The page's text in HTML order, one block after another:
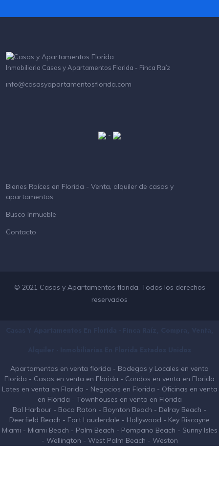
Inmobiliaria Casas y Apartamentos Florida - Finca Raíz
info@casasyapartamentosflorida.com
-
Bienes Raíces en Florida - Venta, alquiler de casas y
apartamentos
Busco Inmueble
Contacto
© 2021 Casas y Apartamentos florida. Todos los derechos
reservados
Apartamentos en venta florida - Bodegas y Locales en venta
Florida - Casas en venta en Florida - Condos en venta en Florida
Lotes en venta en Florida - Negocios en Florida - Oficinas en venta
en Florida - Townhouses en venta en Florida
Bal Harbour - Boca Raton - Boynton Beach - Delray Beach -
Deerfield Beach - Fort Lauderdale - Hollywood - Key Biscayne
Miami - Miami Beach - Palm Beach - Pompano Beach - Sunny Isles
- Wellington - West Palm Beach - Weston